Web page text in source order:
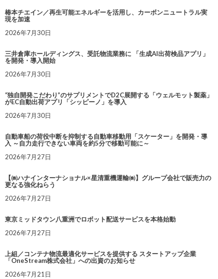
椿本チエイン／再生可能エネルギーを活用し、カーボンニュートラル実
現を加速
2026年7月30日
三井倉庫ホールディングス、受託物流業務に 「生成AI出荷検品アプリ」
を開発・導入開始
2026年7月30日
“独自開発こだわり”のサプリメントでD2C展開する「ウェルモット製薬」
がEC自動出荷アプリ「シッピーノ」を導入
2026年7月30日
自動車船の荷役中断を抑制する自動車移動用「スケーター」を開発・導
入 ～自力走行できない車両を約5分で移動可能に～
2026年7月27日
【㈱ハナインターナショナル×星清重機運輸㈱】グループ会社で販売力の
更なる強化ねらう
2026年7月27日
東京ミッドタウン八重洲でロボット配送サービスを本格始動
2026年7月27日
上組／コンテナ物流最適化サービスを提供する スタートアップ企業
「OneStream株式会社」への出資のお知らせ
2026年7月21日